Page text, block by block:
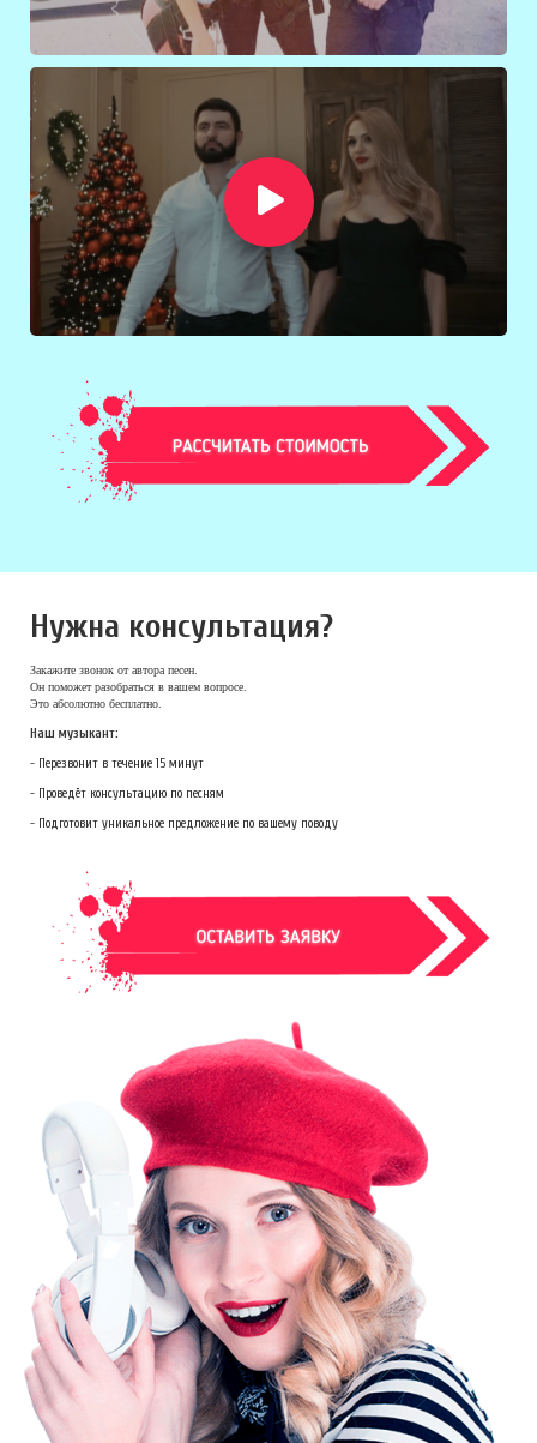
Нужна консультация?
Закажите звонок от автора песен.
Он поможет разобраться в вашем вопросе.
Это абсолютно бесплатно.
Наш музыкант:
- Перезвонит в течение 15 минут
- Проведёт консультацию по песням
- Подготовит уникальное предложение по вашему поводу